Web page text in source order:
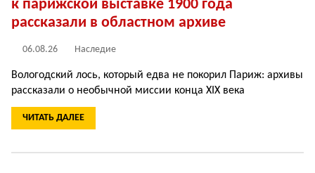
к парижской выставке 1900 года
рассказали в областном архиве
06.08.26 Наследие
Вологодский лось, который едва не покорил Париж: архивы
рассказали о необычной миссии конца XIX века
ЧИТАТЬ ДАЛЕЕ